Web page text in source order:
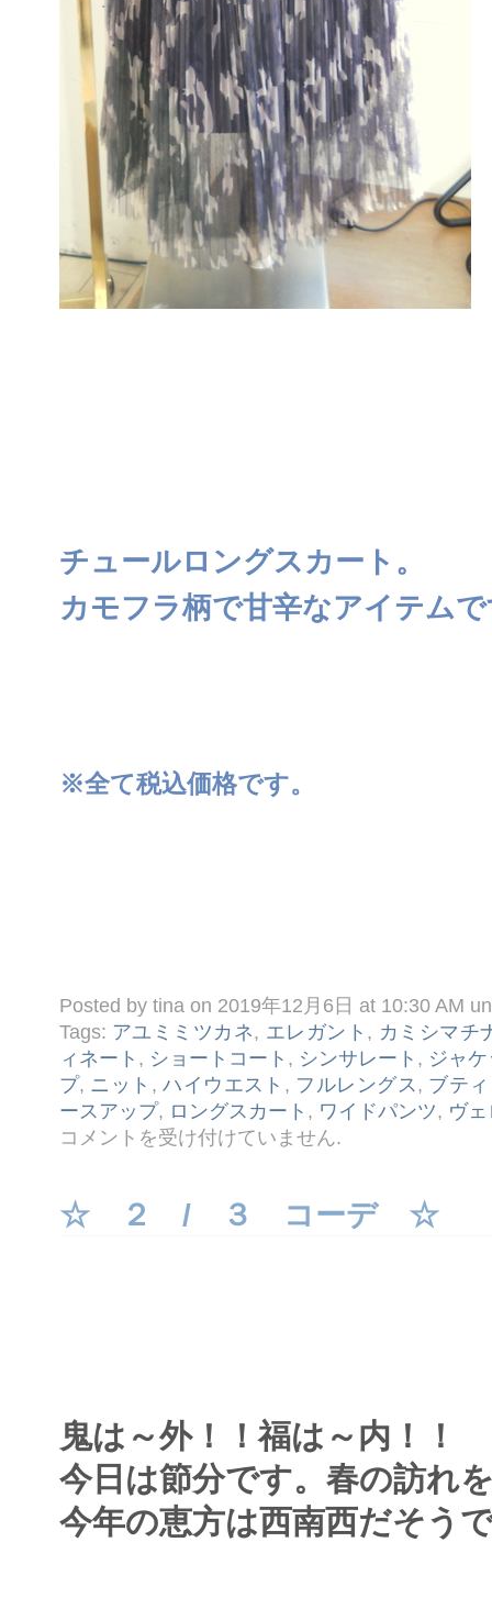
チュールロングスカート。
カモフラ柄で甘辛なアイテム
※全て税込価格です。
Posted by tina on 2019年12月6日 at 10:30 AM
Tags: アユミミツカネ, エレガント , カミシマチ
ィネート , ショートコート , シンサレート , ジャ
プ, ニット ,ハイウエスト , フルレングス , ブテ
ースアップ, ロングスカート , ワイドパンツ, ヴ
☆
１
ー
デ
コメントを受け付けていません.
☆ ２ / ３ コーデ ☆
鬼は～外！！福は～内！！
今日は節分です。春の訪れ
今年の恵方は西南西だそう